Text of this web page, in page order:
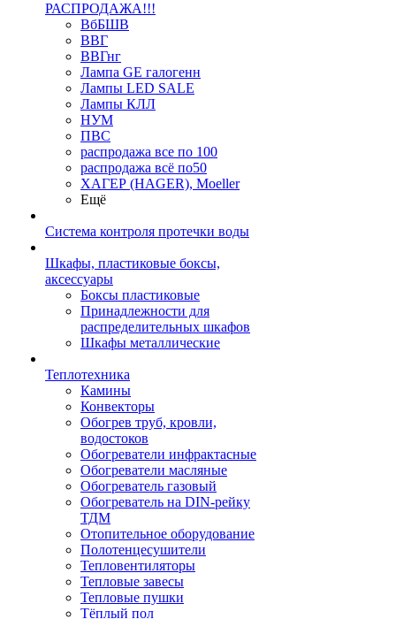
РАСПРОДАЖА!!!
ВбБШВ
ВВГ
ВВГнг
Лампа GE галогенн
Лампы LED SALE
Лампы КЛЛ
НУМ
ПВС
распродажа все по 100
распродажа всё по50
ХАГЕР (HAGER), Moeller
Ещё
Система контроля протечки воды
Шкафы, пластиковые боксы,
аксессуары
Боксы пластиковые
Принадлежности для
распределительных шкафов
Шкафы металлические
Теплотехника
Камины
Конвекторы
Обогрев труб, кровли,
водостоков
Обогреватели инфрактасные
Обогреватели масляные
Обогреватель газовый
Обогреватель на DIN-рейку
ТДМ
Отопительное оборудование
Полотенцесушители
Тепловентиляторы
Тепловые завесы
Тепловые пушки
Тёплый пол